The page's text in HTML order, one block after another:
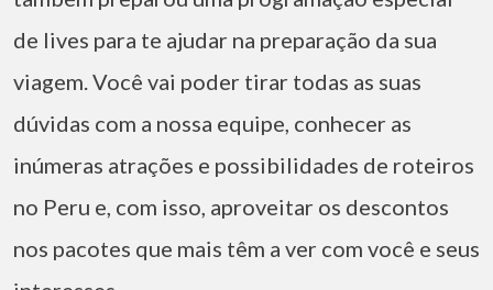
de lives para te ajudar na preparação da sua
viagem. Você vai poder tirar todas as suas
dúvidas com a nossa equipe, conhecer as
inúmeras atrações e possibilidades de roteiros
no Peru e, com isso, aproveitar os descontos
nos pacotes que mais têm a ver com você e seus